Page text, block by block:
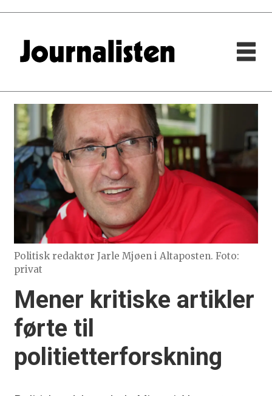
Politisk redaktør Jarle Mjøen i Altaposten. Foto:
privat
Mener kritiske artikler
førte til
politietterforskning